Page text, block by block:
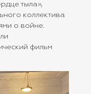
тыла»,
коллектива
о войне.
фильм